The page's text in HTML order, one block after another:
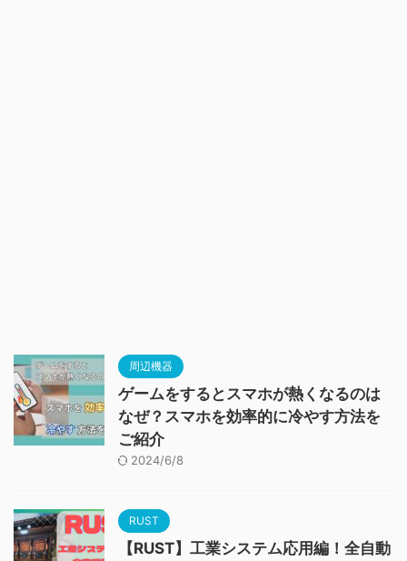
周辺機器
ゲームをするとスマホが熱くなるのは
なぜ？スマホを効率的に冷やす方法を
ご紹介
2024/6/8
RUST
【RUST】工業システム応用編！全自動